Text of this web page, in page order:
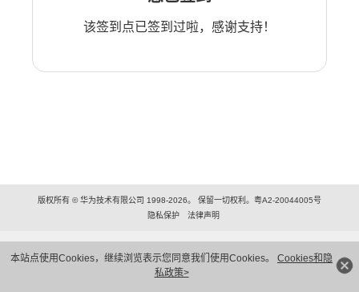
本站点使用Cookies，继续浏览表示您同意我们使用Cookies。 Cookies和隐
私政策>
该签到点已签到过啦，感谢支持！
版权所有 © 华为技术有限公司 1998-2026。 保留一切权利。粤A2-20044005号
隐私保护
法律声明